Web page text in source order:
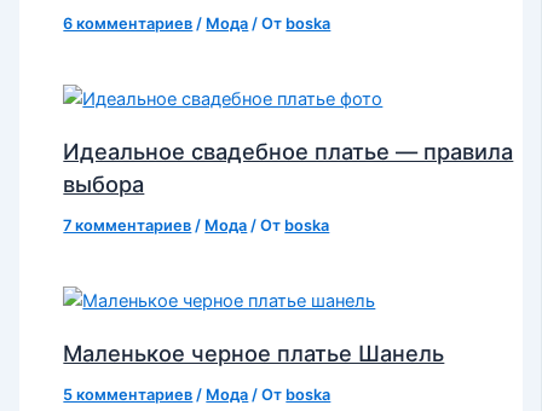
6 комментариев / Мода / От boska
Идеальное свадебное платье — правила
выбора
7 комментариев / Мода / От boska
Маленькое черное платье Шанель
5 комментариев / Мода / От boska